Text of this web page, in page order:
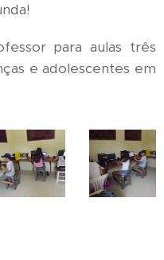
para aulas três
e adolescentes em